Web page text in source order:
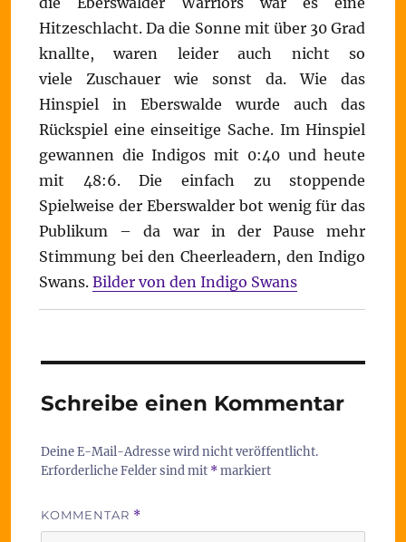
Hitzeschlacht. Da die Sonne mit über 30 Grad
knallte, waren leider auch nicht so
viele Zuschauer wie sonst da. Wie das
Hinspiel in Eberswalde wurde auch das
Rückspiel eine einseitige Sache. Im Hinspiel
gewannen die Indigos mit 0:40 und heute
mit 48:6. Die einfach zu stoppende
Spielweise der Eberswalder bot wenig für das
Publikum – da war in der Pause mehr
Stimmung bei den Cheerleadern, den Indigo
Swans. Bilder von den Indigo Swans
Schreibe einen Kommentar
Deine E-Mail-Adresse wird nicht veröffentlicht.
Erforderliche Felder sind mit *markiert
KOMMENTAR *